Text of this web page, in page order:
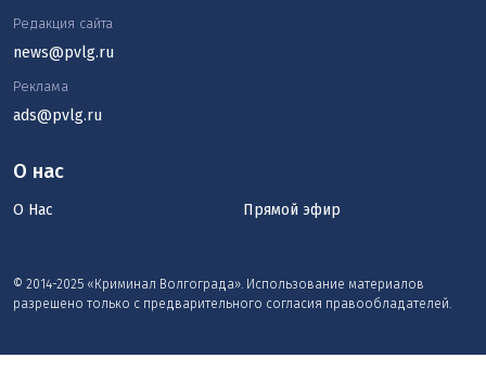
О нас
О Нас Прямой эфир
© 2014-2025 «Криминал Волгограда». Использование материалов
разрешено только с предварительного согласия правообладателей.
Редакция сайта
news@pvlg.ru
Реклама
ads@pvlg.ru